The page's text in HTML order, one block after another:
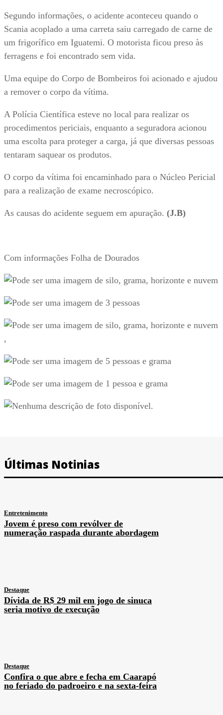
Segundo informações, o acidente aconteceu quando o
Scania acoplado a uma carreta saiu carregado de carne de
um frigorífico em Iguatemi. O motorista ficou preso às
ferragens e foi encontrado sem vida.
Uma equipe do Corpo de Bombeiros foi acionado e ajudou
a remover o corpo da vítima.
A Polícia Científica esteve no local para realizar os
procedimentos periciais, enquanto a seguradora acionou
uma escolta para proteger a carga, já que diversas pessoas
tentaram saquear os produtos.
O corpo da vítima foi encaminhado para o Núcleo Pericial
para a realização de exame necroscópico.
As causas do acidente seguem em apuração. (J.B)
Com informações Folha de Dourados
,
Últimas Notinias
Entretenimento
Jovem é preso com revólver de
numeração raspada durante abordagem
Destaque
Dívida de R$ 29 mil em jogo de sinuca
seria motivo de execução
Destaque
Confira o que abre e fecha em Caarapó
no feriado do padroeiro e na sexta-feira